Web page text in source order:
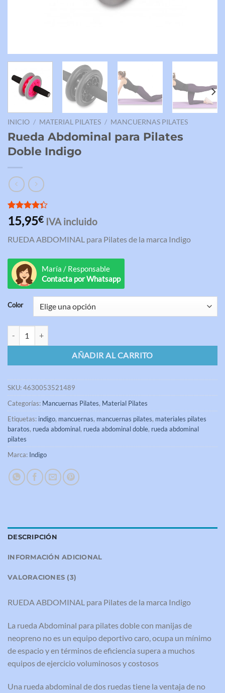
INICIO / MATERIAL PILATES / MANCUERNAS PILATES
Rueda Abdominal para Pilates
Doble Indigo
Valorado
con4.33
base a
3
de clientes
15,95€ IVA incluido
RUEDA ABDOMINAL para Pilates de la marca Indigo
María / Responsable
Contacta por Whatsapp
Color
AÑADIR AL CARRITO
SKU:4630053521489
Categorías: Mancuernas Pilates, Material Pilates
Etiquetas: indigo, mancuernas, mancuernas pilates, materiales pilates
baratos, rueda abdominal, rueda abdominal doble, rueda abdominal
pilates
Marca: Indigo
DESCRIPCIÓN
INFORMACIÓN ADICIONAL
VALORACIONES (3)
RUEDA ABDOMINAL para Pilates de la marca Indigo
La rueda Abdominal para pilates doble con manijas de
neopreno no es un equipo deportivo caro, ocupa un mínimo
de espacio y en términos de eficiencia supera a muchos
equipos de ejercicio voluminosos y costosos
Una rueda abdominal de dos ruedas tiene la ventaja de no